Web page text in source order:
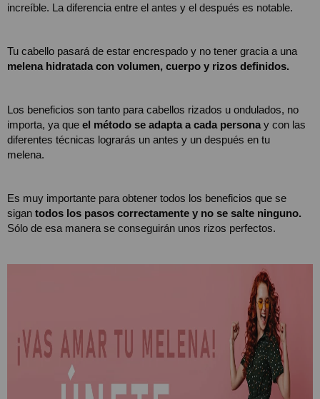
increíble. La diferencia entre el antes y el después es notable.
melena hidratada con volumen, cuerpo y rizos definidos.
Los beneficios son tanto para cabellos rizados u ondulados, no
importa, ya que el método se adapta a cada persona y con las
diferentes técnicas lograrás un antes y un después en tu
melena.
Es muy importante para obtener todos los beneficios que se
sigan todos los pasos correctamente y no se salte ninguno.
Sólo de esa manera se conseguirán unos rizos perfectos.